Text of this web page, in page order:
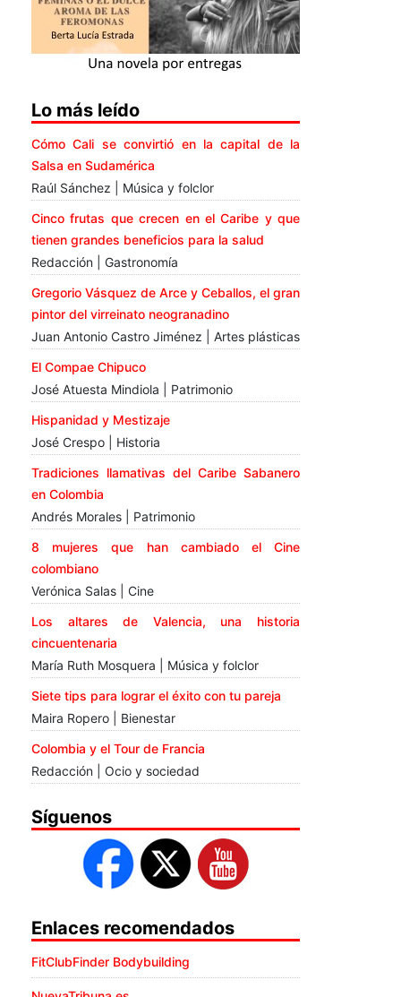
Lo más leído
Cómo Cali se convirtió en la capital de la
Salsa en Sudamérica
Raúl Sánchez | Música y folclor
Cinco frutas que crecen en el Caribe y que
tienen grandes beneficios para la salud
Redacción | Gastronomía
Gregorio Vásquez de Arce y Ceballos, el gran
pintor del virreinato neogranadino
Juan Antonio Castro Jiménez | Artes plásticas
El Compae Chipuco
José Atuesta Mindiola | Patrimonio
Hispanidad y Mestizaje
José Crespo | Historia
Tradiciones llamativas del Caribe Sabanero
en Colombia
Andrés Morales | Patrimonio
8 mujeres que han cambiado el Cine
colombiano
Verónica Salas | Cine
Los altares de Valencia, una historia
cincuentenaria
María Ruth Mosquera | Música y folclor
Siete tips para lograr el éxito con tu pareja
Maira Ropero | Bienestar
Colombia y el Tour de Francia
Redacción | Ocio y sociedad
Síguenos
Enlaces recomendados
FitClubFinder Bodybuilding